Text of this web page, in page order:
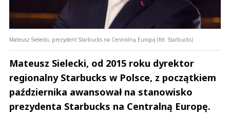
Mateusz Sielecki, prezydent Starbucks na Centralną Europę (fot. Starbucks)
Mateusz Sielecki, od 2015 roku dyrektor
regionalny Starbucks w Polsce, z początkiem
października awansował na stanowisko
prezydenta Starbucks na Centralną Europę.